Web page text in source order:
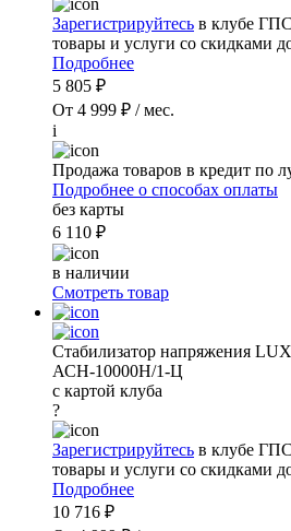
Зарегистрируйтесь в клубе
товары и услуги со скидками
Подробнее
5 805 ₽
От 4 999 ₽ / мес.
i
Продажа товаров в кредит по
Подробнее о способах оплаты
без карты
6 110 ₽
в наличии
Смотреть товар
Стабилизатор напряжения
АСН-10000Н/1-Ц
с картой клуба
?
Зарегистрируйтесь в клубе
товары и услуги со скидками
Подробнее
10 716 ₽